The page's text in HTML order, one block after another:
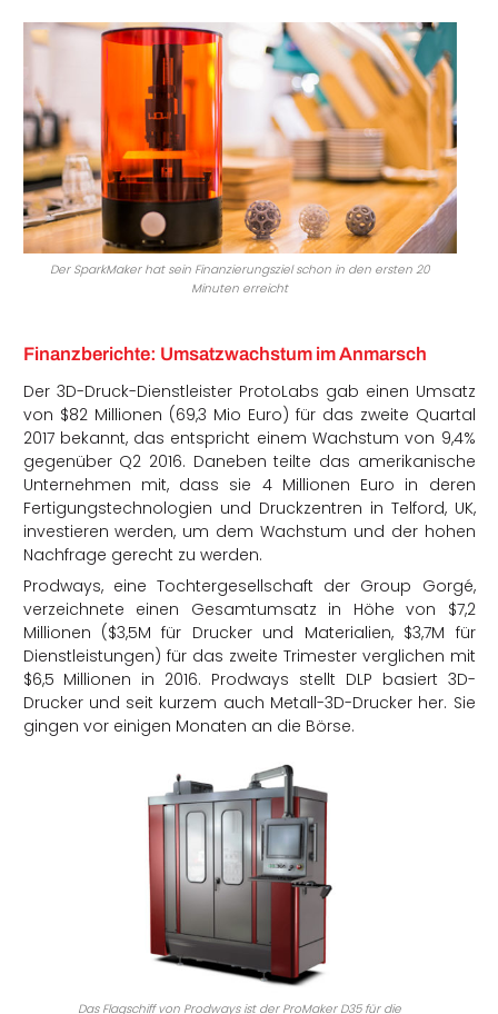
Der SparkMaker hat sein Finanzierungsziel schon in den ersten 20
Minuten erreicht
Finanzberichte: Umsatzwachstum im Anmarsch
Der 3D-Druck-Dienstleister ProtoLabs gab einen Umsatz
von $82 Millionen (69,3 Mio Euro) für das zweite Quartal
2017 bekannt, das entspricht einem Wachstum von 9,4%
gegenüber Q2 2016. Daneben teilte das amerikanische
Unternehmen mit, dass sie 4 Millionen Euro in deren
Fertigungstechnologien und Druckzentren in Telford, UK,
investieren werden, um dem Wachstum und der hohen
Nachfrage gerecht zu werden.
Prodways, eine Tochtergesellschaft der Group Gorgé,
verzeichnete einen Gesamtumsatz in Höhe von $7,2
Millionen ($3,5M für Drucker und Materialien, $3,7M für
Dienstleistungen) für das zweite Trimester verglichen mit
$6,5 Millionen in 2016. Prodways stellt DLP basiert 3D-
Drucker und seit kurzem auch Metall-3D-Drucker her. Sie
gingen vor einigen Monaten an die Börse.
Das Flagschiff von Prodways ist der ProMaker D35 für die